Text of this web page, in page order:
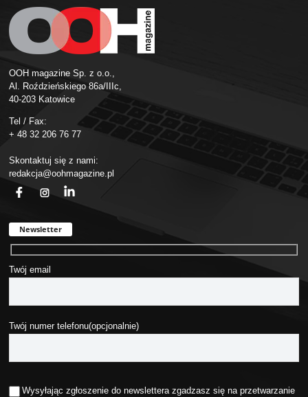
OOH magazine Sp. z o.o.,
Al. Roździeńskiego 86a/IIIc,
40-203 Katowice
Tel / Fax:
+ 48 32 206 76 77
Skontaktuj się z nami:
redakcja@oohmagazine.pl
Newsletter
Twój email
Twój numer telefonu(opcjonalnie)
Wysyłając zgłoszenie do newslettera zgadzasz się na przetwarzanie